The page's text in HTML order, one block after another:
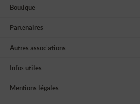
Boutique
Partenaires
Autres associations
Infos utiles
Mentions légales